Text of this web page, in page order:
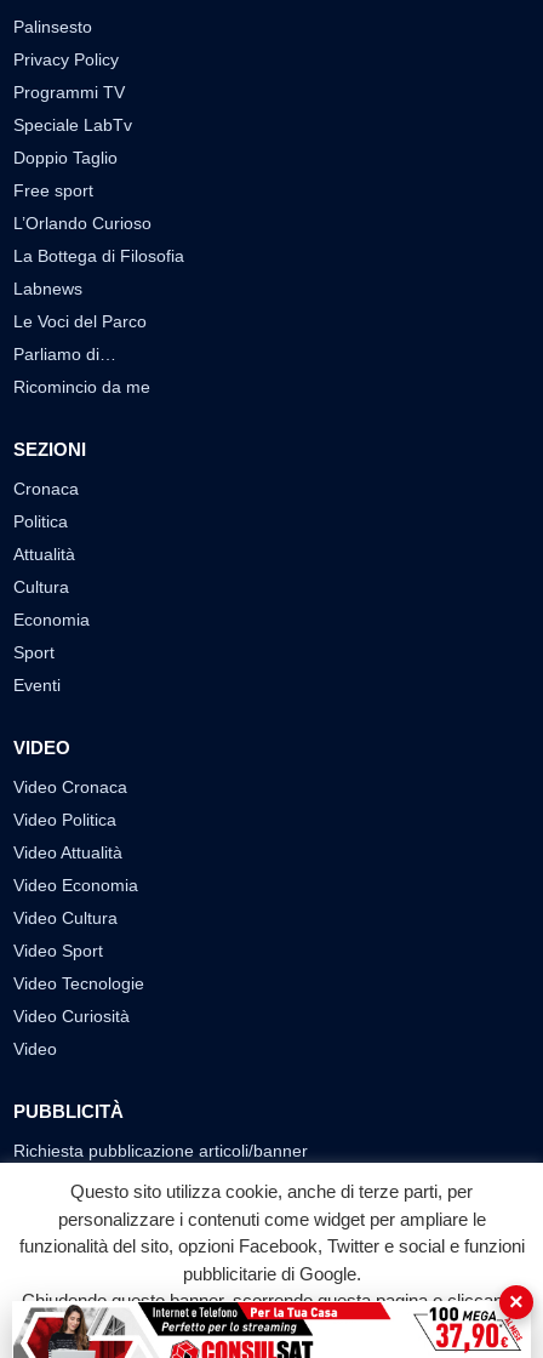
Palinsesto
Privacy Policy
Programmi TV
Speciale LabTv
Doppio Taglio
Free sport
L’Orlando Curioso
La Bottega di Filosofia
Labnews
Le Voci del Parco
Parliamo di…
Ricomincio da me
SEZIONI
Cronaca
Politica
Attualità
Cultura
Economia
Sport
Eventi
VIDEO
Video Cronaca
Video Politica
Video Attualità
Video Economia
Video Cultura
Video Sport
Video Tecnologie
Video Curiosità
Video
PUBBLICITÀ
Richiesta pubblicazione articoli/banner
SEGUICI SUI SOCIAL
f
Facebook
◎ ▶
YouTube
Questo sito utilizza cookie, anche di terze parti, per
personalizzare i contenuti come widget per ampliare le
funzionalità del sito, opzioni Facebook, Twitter e social e funzioni
pubblicitarie di Google.
Chiudendo questo banner, scorrendo questa pagina o cliccando
su qualunque suo elemento acconsenti all'uso dei cookie.
×